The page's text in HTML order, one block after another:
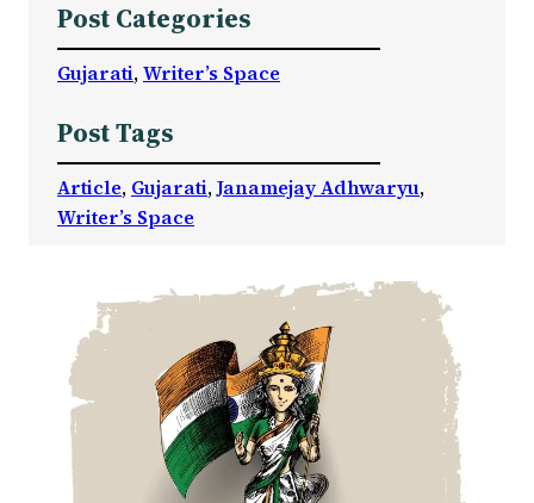
Post Categories
Gujarati, Writer’s Space
Post Tags
Article, Gujarati, Janamejay Adhwaryu
Writer’s Space